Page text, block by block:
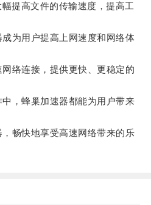
提高文件的传输速度，提高工
为用户提高上网速度和网络体
连接，提供更快、更稳定的
，蜂巢加速器都能为用户带来
畅快地享受高速网络带来的乐